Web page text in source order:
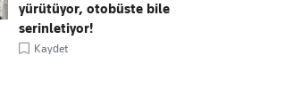
yürütüyor, otobüste bile
serinletiyor!
Kaydet